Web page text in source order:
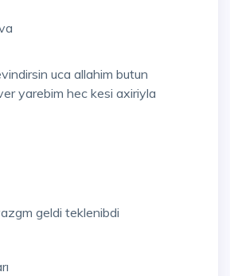
uca allahim butun
yarebim hec kesi axiriyla
geldi teklenibdi